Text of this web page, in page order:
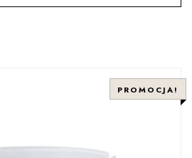
PROMOCJA!